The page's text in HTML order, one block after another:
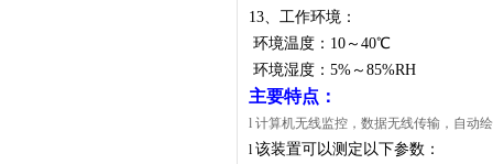
13、工作环境：
环境温度：10～40℃
环境湿度：5%～85%RH
主要特点：
l 计算机无线监控，数据无线传输， 自动
l 该装置可以测定以下参数：